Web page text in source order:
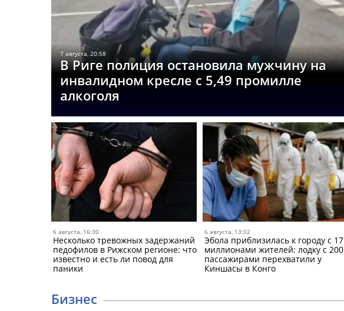
7 августа, 20:58
В Риге полиция остановила мужчину на
инвалидном кресле с 5,49 промилле
алкоголя
6 августа, 16:30
Несколько тревожных задержаний
педофилов в Рижском регионе: что
известно и есть ли повод для
паники
6 августа, 13:02
Эбола приблизилась к городу с 17
миллионами жителей: лодку с 200
пассажирами перехватили у
Киншасы в Конго
Бизнес